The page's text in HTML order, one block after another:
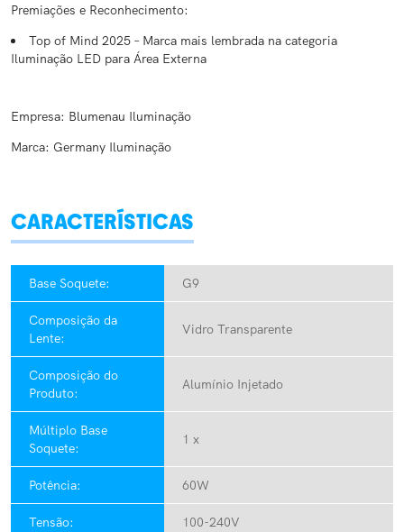
Premiações e Reconhecimento:
Top of Mind 2025 – Marca mais lembrada na categoria
Iluminação LED para Área Externa
Empresa: Blumenau Iluminação
Marca: Germany Iluminação
CARACTERÍSTICAS
Base Soquete: G9
Composição da
Lente:
Vidro Transparente
Composição do
Produto:
Alumínio Injetado
Múltiplo Base
Soquete:
1 x
Potência: 60W
Tensão: 100-240V